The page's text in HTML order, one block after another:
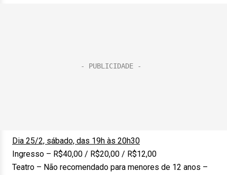
Dia 25/2, sábado, das 19h às 20h30
Ingresso – R$40,00 / R$20,00 / R$12,00
Teatro – Não recomendado para menores de 12 anos –